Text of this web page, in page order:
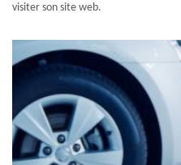
visiter son site web.